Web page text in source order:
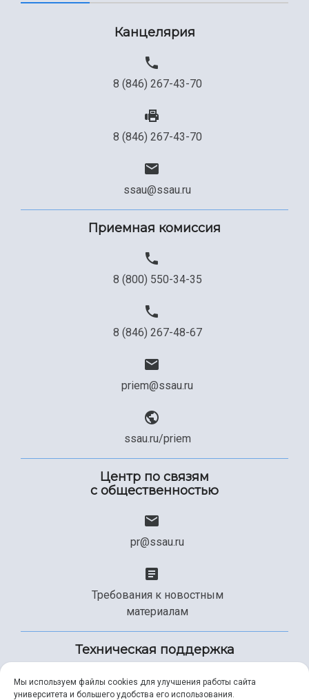
Канцелярия
8 (846) 267-43-70
8 (846) 267-43-70
ssau@ssau.ru
Приемная комиссия
8 (800) 550-34-35
8 (846) 267-48-67
priem@ssau.ru
ssau.ru/priem
Центр по связям
с общественностью
pr@ssau.ru
Требования к новостным
материалам
Техническая поддержка
Мы используем файлы cookies для улучшения работы сайта
университета и большего удобства его использования.